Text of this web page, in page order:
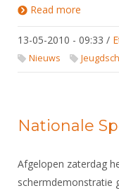
Read more
13-05-2010 - 09:33 /
Nieuws
Nationale
Afgelopen zaterdag
schermdemonstratie